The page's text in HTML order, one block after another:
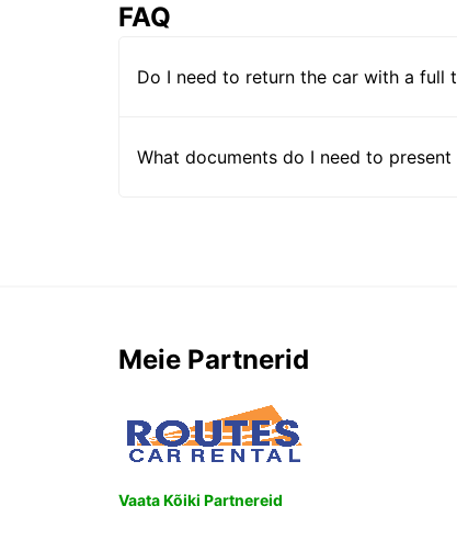
FAQ
Do I need to return the car with a full
What documents do I need to
Meie Partnerid
Vaata Kõiki Partnereid